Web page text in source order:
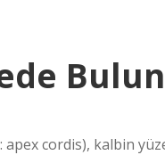
cordis), kalbin